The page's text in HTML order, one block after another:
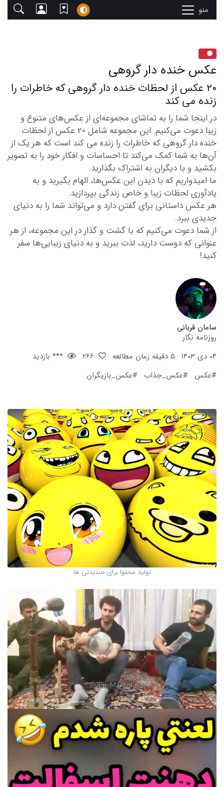
منو
عکس خنده دار گروهی
20 عکس از لحظات خنده دار گروهی که خاطرات را
زنده می کند
در اینجا شما را به تماشای مجموعه‌ای از عکس‌های متنوع و
زیبا دعوت می‌کنیم. این مجموعه شامل 20 عکس از لحظات
خنده دار گروهی که خاطرات را زنده می کند است که هر یک از
آن‌ها به شما کمک می‌کند تا احساسات و افکار خود را به تصویر
بکشید و با دیگران به اشتراک بگذارید.
ما امیدواریم که با دیدن این عکس‌ها، الهام بگیرید و به
یادآوری لحظات زیبا و خاص زندگی بپردازید.
هر عکس داستانی برای گفتن دارد و می‌تواند شما را به دنیای
جدیدی ببرد.
از شما دعوت می‌کنیم که با گشت و گذار در این مجموعه، از هر
عنوانی که دوست دارید، لذت ببرید و به دنیای زیبایی‌ها سفر
کنید!
سامان قربانی
روزنامه نگار
04 دی 1403
5 دقیقه زمان مطالعه
*** بازدید
#عکس
#عکس_جذاب #عکس_بازیگران
تولید محتوا برای خندیدنی ها